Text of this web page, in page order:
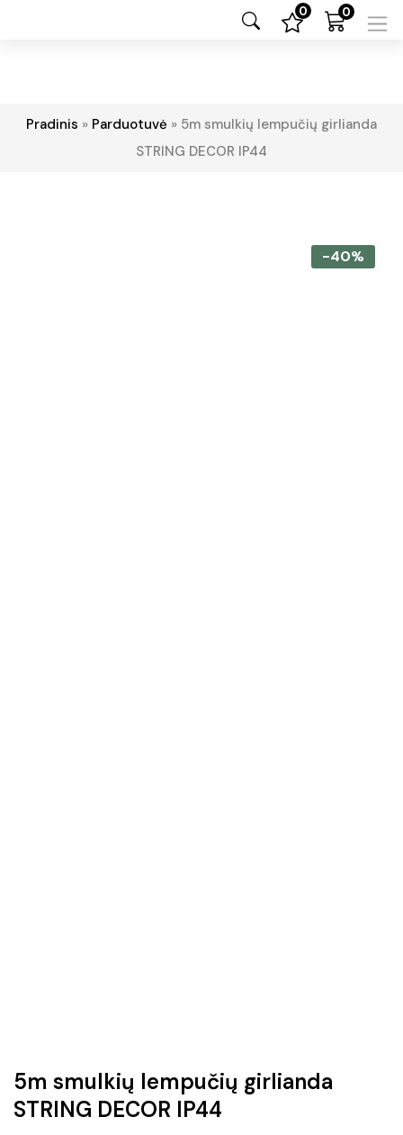
0 0
Pradinis » Parduotuvė » 5m smulkių lempučių girlianda
STRING DECOR IP44
-40%
5m smulkių lempučių girlianda
STRING DECOR IP44